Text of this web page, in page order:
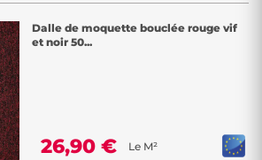
Dalle de moquette bouclée rouge vif
et noir 50...
26,90 € Le M²